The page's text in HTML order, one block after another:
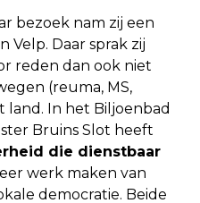
bezoek nam zij een
Velp. Daar sprak zij
reden dan ook niet
(reuma, MS,
land. In het Biljoenbad
Bruins Slot heeft
die dienstbaar
werk maken van
democratie. Beide